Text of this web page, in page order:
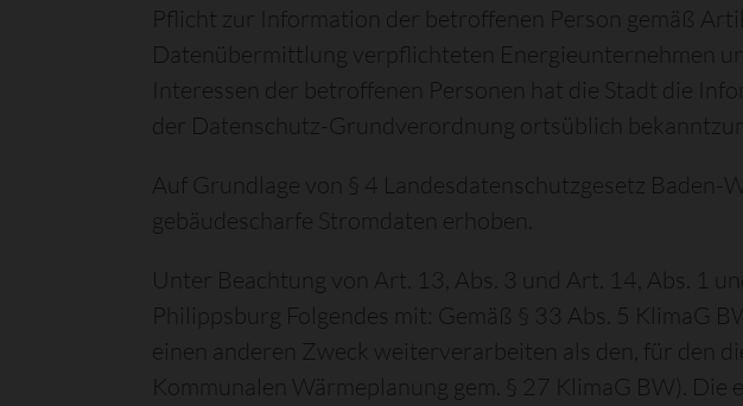
Pflicht zur Information der betroffenen Person gemäß
Datenübermittlung verpflichteten Energieunternehmen
Interessen der betroffenen Personen hat die Stadt die
der Datenschutz-Grundverordnung ortsüblich
Auf Grundlage von § 4 Landesdatenschutzgesetz
gebäudescharfe Stromdaten erhoben.
Unter Beachtung von Art. 13, Abs. 3 und Art. 14, Abs. 1
Philippsburg Folgendes mit: Gemäß § 33 Abs. 5 KlimaG
einen anderen Zweck weiterverarbeiten als den, für den
Kommunalen Wärmeplanung gem. § 27 KlimaG BW).